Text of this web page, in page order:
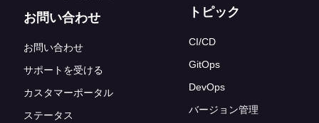
お問い合わせ
お問い合わせ
サポートを受ける
カスタマーポータル
ステータス
トピック
CI/CD
GitOps
DevOps
バージョン管理